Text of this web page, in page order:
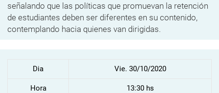
señalando que las políticas que promuevan la retención
de estudiantes deben ser diferentes en su contenido,
contemplando hacia quienes van dirigidas.
Dia Vie. 30/10/2020
Hora 13:30 hs